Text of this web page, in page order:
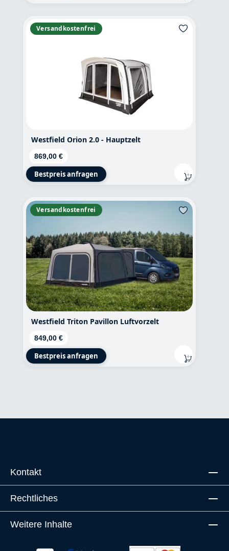
Versandkostenfrei
Westfield Orion 2.0 - Hauptzelt
Regulärer Preis:
869,00 €
Bestpreis anfragen
Versandkostenfrei
Westfield Triton Pavillon Luftvorzelt
Regulärer Preis:
849,00 €
Bestpreis anfragen
Kontakt
Rechtliches
Weitere Inhalte